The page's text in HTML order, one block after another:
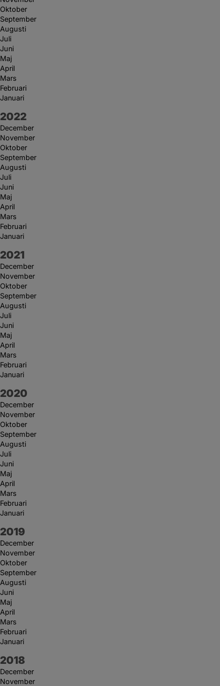
Oktober
September
Augusti
Juli
Juni
Maj
April
Mars
Februari
Januari
År:
2022
December
November
Oktober
September
Augusti
Juli
Juni
Maj
April
Mars
Februari
Januari
År:
2021
December
November
Oktober
September
Augusti
Juli
Juni
Maj
April
Mars
Februari
Januari
År:
2020
December
November
Oktober
September
Augusti
Juli
Juni
Maj
April
Mars
Februari
Januari
År:
2019
December
November
Oktober
September
Augusti
Juni
Maj
April
Mars
Februari
Januari
År:
2018
December
November